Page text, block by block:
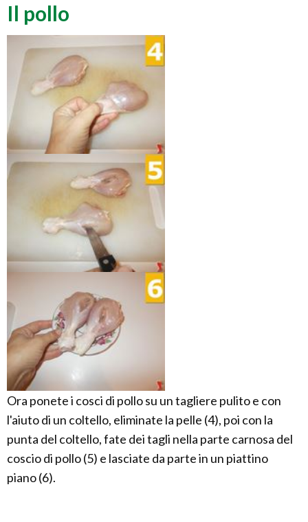
Il pollo
Ora ponete i cosci di pollo su un tagliere pulito e con
l'aiuto di un coltello, eliminate la pelle (4), poi con la
punta del coltello, fate dei tagli nella parte carnosa del
coscio di pollo (5) e lasciate da parte in un piattino
piano (6).